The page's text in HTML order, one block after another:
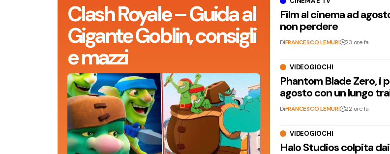
Clash Royale – Guida al
Gigante Goblin, consigli
e mazzi
Film al cinema ad
non perdere
DiFRANCESCO LEMURI 23 ore fa
VIDEOGIOCHI
Phantom Blade Zero, i
agosto con un lungo
DiFRANCESCO LEMURI 22 ore fa
VIDEOGIOCHI
Halo Studios colpita